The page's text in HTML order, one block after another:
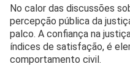
No calor das discussões
percepção pública da
palco. A confiança na
índices de satisfação, é
comportamento civil.